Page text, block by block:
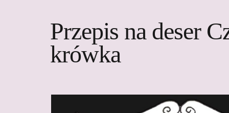
Przepis na deser
krówka